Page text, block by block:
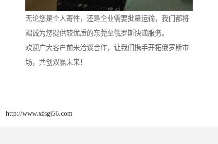
无论您是个人寄件，还是企业需要批量运输，我们都将
竭诚为您提供较优质的东莞至俄罗斯快递服务。
欢迎广大客户前来洽谈合作，让我们携手开拓俄罗斯市
场，共创双赢未来！
http://www.xfsgj56.com